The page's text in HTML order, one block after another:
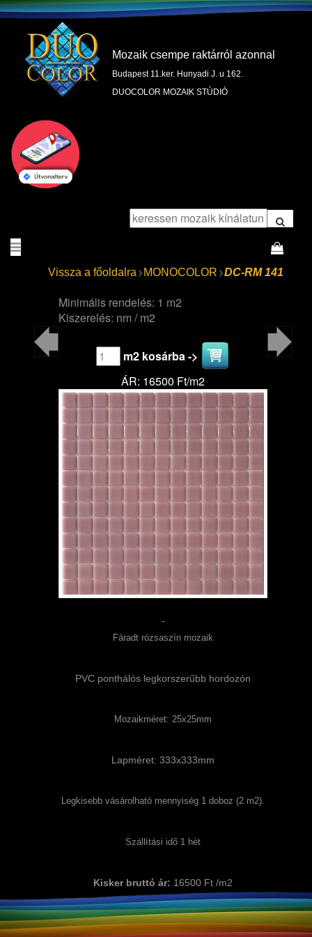
Mozaik csempe raktárról azonnal
Budapest 11.ker. Hunyadi J. u 162.
DUOCOLOR MOZAIK STÚDIÓ
Vissza a főoldalra MONOCOLOR DC-RM 141
Minimális rendelés: 1 m2
Kiszerelés: nm / m2
m2 kosárba ->
ÁR: 16500 Ft/m2
-
Fáradt rózsaszín mozaik
PVC ponthálós legkorszerűbb hordozón
Mozaikméret: 25x25mm
Lapméret: 333x333mm
Legkisebb vásárolható mennyiség 1 doboz (2 m2).
Szállítási idő 1 hét
Kisker bruttó ár: 16500 Ft /m2